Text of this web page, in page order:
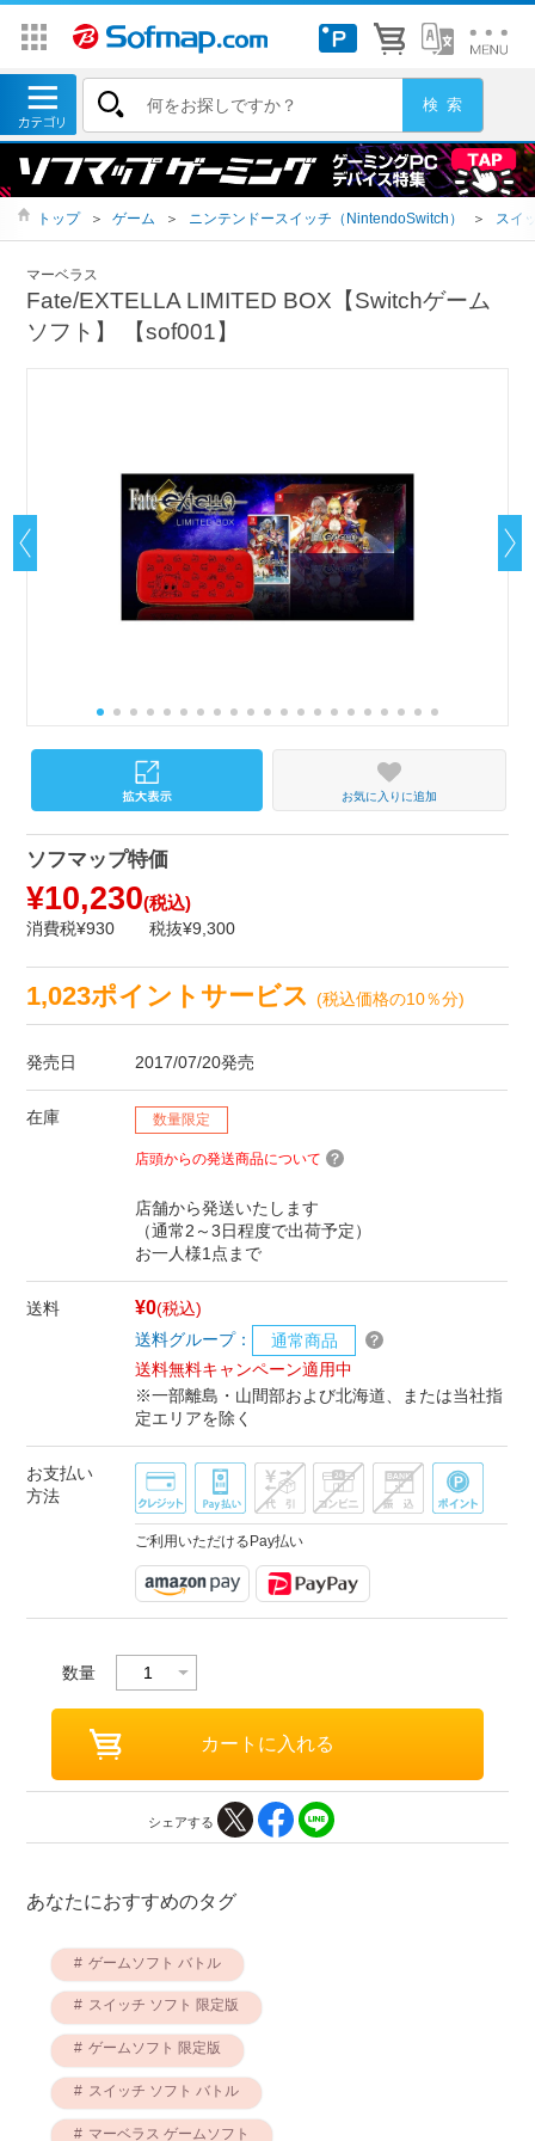
トップ ＞ ゲーム ＞ ニンテンドースイッチ（NintendoSwitch） ＞ スイ
マーベラス
Fate/EXTELLA LIMITED BOX【Switchゲーム
ソフト】 【sof001】
お気に入りに追加
ソフマップ特価
¥10,230(税込)
消費税¥930 税抜¥9,300
1,023ポイントサービス(税込価格の10％分)
発売日 2017/07/20発売
在庫 数量限定
店頭からの発送商品について
店舗から発送いたします
（通常2～3日程度で出荷予定）
お一人様1点まで
送料 ¥0(税込)
送料グループ：
通常商品
送料無料キャンペーン適用中
※一部離島・山間部および北海道、または当社指
定エリアを除く
お支払い
方法
ご利用いただけるPay払い
数量
シェアする
あなたにおすすめのタグ
ゲームソフト バトル
スイッチ ソフト 限定版
ゲームソフト 限定版
スイッチ ソフト バトル
マーベラス ゲームソフト